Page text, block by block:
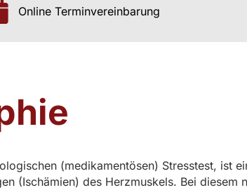
Online Terminvereinbarung
(medikamentösen) Stresstest, ist
(Ischämien) des Herzmuskels. Bei